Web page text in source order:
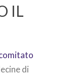
IL
di